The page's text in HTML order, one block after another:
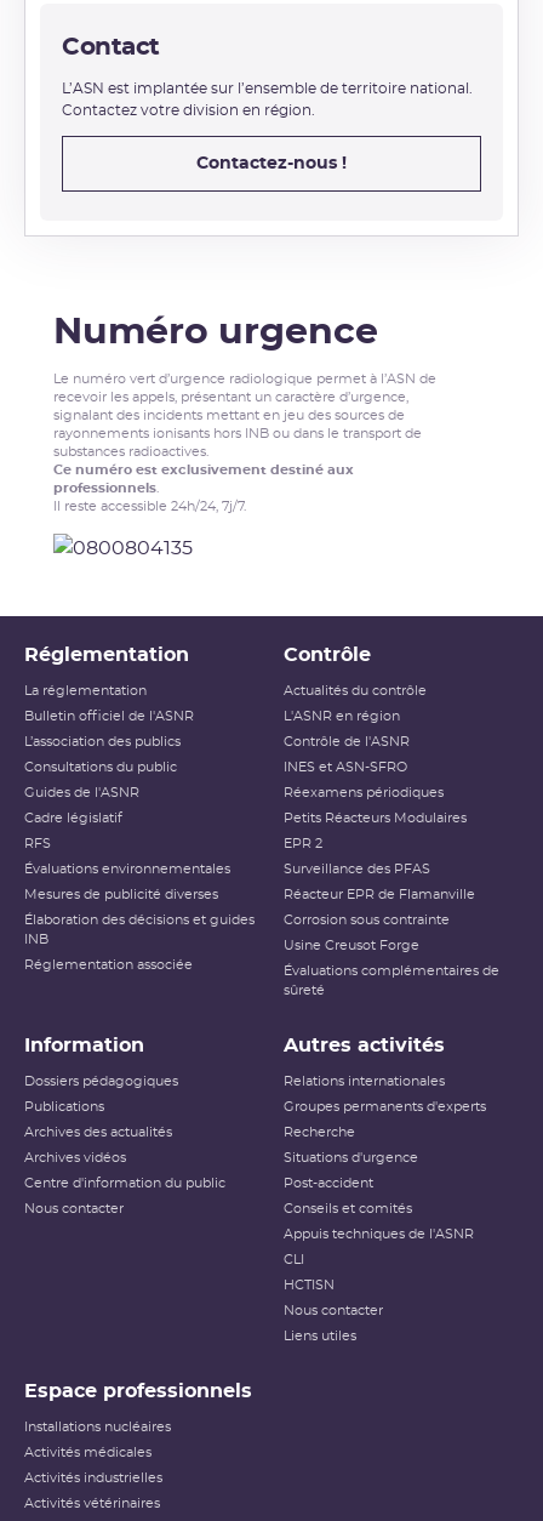
Contact
L’ASN est implantée sur l’ensemble de territoire national.
Contactez votre division en région.
Contactez-nous !
Numéro urgence
Le numéro vert d’urgence radiologique permet à l’ASN de
recevoir les appels, présentant un caractère d’urgence,
signalant des incidents mettant en jeu des sources de
rayonnements ionisants hors INB ou dans le transport de
substances radioactives.
Ce numéro est exclusivement destiné aux
professionnels.
Il reste accessible 24h/24, 7j/7.
Réglementation
La réglementation
Bulletin officiel de l'ASNR
L’association des publics
Consultations du public
Guides de l'ASNR
Cadre législatif
RFS
Évaluations environnementales
Mesures de publicité diverses
Élaboration des décisions et guides
INB
Réglementation associée
Contrôle
Actualités du contrôle
L'ASNR en région
Contrôle de l'ASNR
INES et ASN-SFRO
Réexamens périodiques
Petits Réacteurs Modulaires
EPR 2
Surveillance des PFAS
Réacteur EPR de Flamanville
Corrosion sous contrainte
Usine Creusot Forge
Évaluations complémentaires de
sûreté
Information
Dossiers pédagogiques
Publications
Archives des actualités
Archives vidéos
Centre d'information du public
Nous contacter
Autres activités
Relations internationales
Groupes permanents d'experts
Recherche
Situations d'urgence
Post-accident
Conseils et comités
Appuis techniques de l'ASNR
CLI
HCTISN
Nous contacter
Liens utiles
Espace professionnels
Installations nucléaires
Activités médicales
Activités industrielles
Activités vétérinaires